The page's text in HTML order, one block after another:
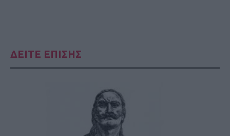
ΔΕΙΤΕ ΕΠΙΣΗΣ